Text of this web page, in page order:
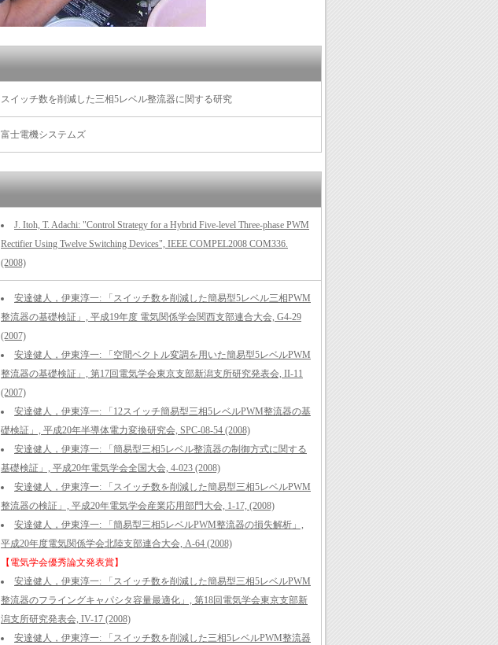
スイッチ数を削減した三相5レベル整流器に関する研究
富士電機システムズ
J. Itoh, T. Adachi: "Control Strategy for a Hybrid Five-level Three-phase PWM
Rectifier Using Twelve Switching Devices", IEEE COMPEL2008 COM336.
(2008)
安達健人，伊東淳一: 「スイッチ数を削減した簡易型5レベル三相PWM
整流器の基礎検証」, 平成19年度 電気関係学会関西支部連合大会, G4-29
(2007)
安達健人，伊東淳一: 「空間ベクトル変調を用いた簡易型5レベルPWM
整流器の基礎検証」, 第17回電気学会東京支部新潟支所研究発表会, II-11
(2007)
安達健人，伊東淳一: 「12スイッチ簡易型三相5レベルPWM整流器の基
礎検証」, 平成20年半導体電力変換研究会, SPC-08-54 (2008)
安達健人，伊東淳一: 「簡易型三相5レベル整流器の制御方式に関する
基礎検証」, 平成20年電気学会全国大会, 4-023 (2008)
安達健人，伊東淳一: 「スイッチ数を削減した簡易型三相5レベルPWM
整流器の検証」, 平成20年電気学会産業応用部門大会, 1-17, (2008)
安達健人，伊東淳一: 「簡易型三相5レベルPWM整流器の損失解析」,
平成20年度電気関係学会北陸支部連合大会, A-64 (2008)
【電気学会優秀論文発表賞】
安達健人，伊東淳一: 「スイッチ数を削減した簡易型三相5レベルPWM
整流器のフライングキャパシタ容量最適化」, 第18回電気学会東京支部新
潟支所研究発表会, IV-17 (2008)
安達健人，伊東淳一: 「スイッチ数を削減した三相5レベルPWM整流器